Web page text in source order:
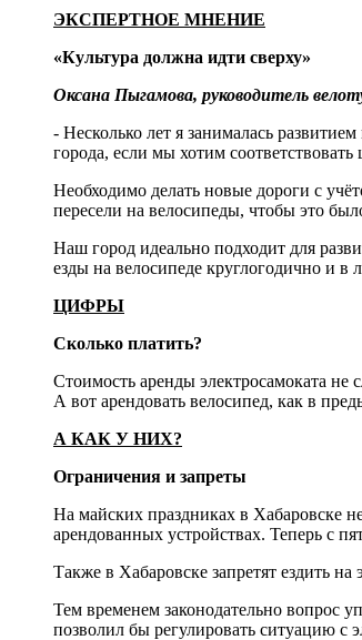
ЭКСПЕРТНОЕ МНЕНИЕ
«Культура должна идти сверху»
Оксана Пыгамова, руководитель
- Несколько лет я занималась
города, если мы хотим
Необходимо делать новые дороги с
пересели на велосипеды, чтобы это
Наш город идеально подходит для
езды на велосипеде круглогодично и
ЦИФРЫ
Сколько платить?
Стоимость аренды электросамоката
А вот арендовать велосипед, как в
А КАК У НИХ?
Ограничения и запреты
На майских праздниках в Хабаровске
арендованных устройствах. Теперь с
Также в Хабаровске запретят ездить
Тем временем законодательно вопрос
позволил бы регулировать ситуацию с